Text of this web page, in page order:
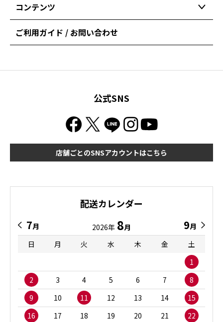
コンテンツ
ご利用ガイド / お問い合わせ
公式SNS
店舗ごとのSNSアカウントはこちら
配送カレンダー
7月 2026年 8月 9月
日
月 火 水 木 金
土
1
2
3 4 5 6 7
8
9
10 11 12 13 14
15
16
17 18 19 20 21 22